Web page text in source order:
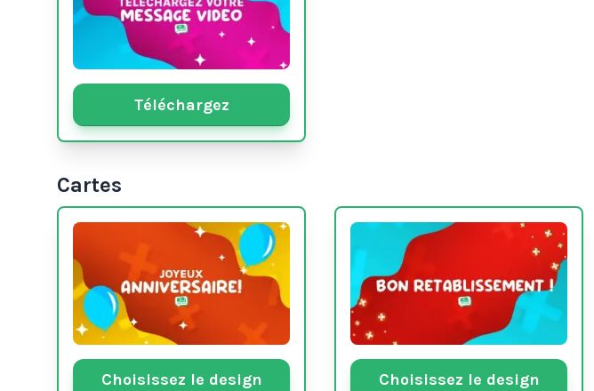
Téléchargez
Cartes
Choisissez le design Choisissez le design